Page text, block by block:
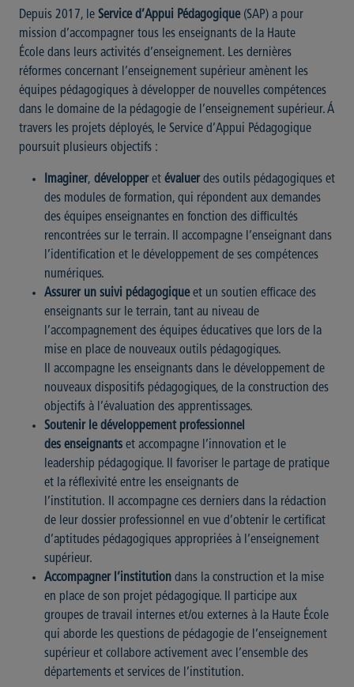
Depuis 2017, le Service d’Appui Pédagogique(SAP) a pour
mission d’accompagner tous les enseignants de la Haute
École dans leurs activités d’enseignement. Les dernières
réformes concernant l’enseignement supérieur amènent les
équipes pédagogiques à développer de nouvelles compétences
dans le domaine de la pédagogie de l’enseignement supérieur. Á
travers les projets déployés, le Service d’Appui Pédagogique
poursuit plusieurs objectifs :
Imaginer, développeret évaluerdes outils pédagogiques et
des modules de formation, qui répondent aux demandes
des équipes enseignantes en fonction des difficultés
rencontrées sur le terrain. Il accompagne l’enseignant dans
l’identification et le développement de ses compétences
numériques.
Assurer un suivi pédagogiqueet un soutien efficace des
enseignants sur le terrain, tant au niveau de
l’accompagnement des équipes éducatives que lors de la
mise en place de nouveaux outils pédagogiques.
Il accompagne les enseignants dans le développement de
nouveaux dispositifs pédagogiques, de la construction des
objectifs à l’évaluation des apprentissages.
Soutenir le développement professionnel
des enseignants et accompagne l’innovation et le
leadership pédagogique. Il favoriser le partage de pratique
et la réflexivité entre les enseignants de
l’institution. Il accompagne ces derniers dans la rédaction
de leur dossier professionnel en vue d’obtenir le certificat
d’aptitudes pédagogiques appropriées à l’enseignement
supérieur.
Accompagner l’institution dans la construction et la mise
en place de son projet pédagogique. Il participe aux
groupes de travail internes et/ou externes à la Haute École
qui aborde les questions de pédagogie de l’enseignement
supérieur et collabore activement avec l’ensemble des
départements et services de l’institution.